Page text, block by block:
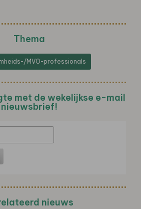
Thema
MVO-professionals
met de wekelijkse e-mail
nieuwsbrief!
nieuws